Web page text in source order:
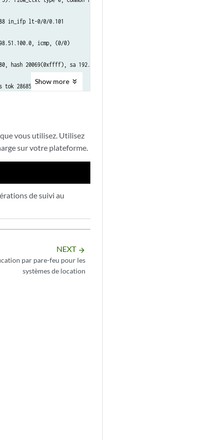
88 in_ifp lt-0/0/0.101
icmp, (0/0)
hash 20069(0xffff), sa 192.0.2.0, da 198.51.100.0, sp 0, d0
tok 28685
const to 2
18
Show more
vous utilisez. Utilisez
sur votre plateforme.
de suivi au
NEXT arrow_forward
par pare-feu pour les
systèmes de location